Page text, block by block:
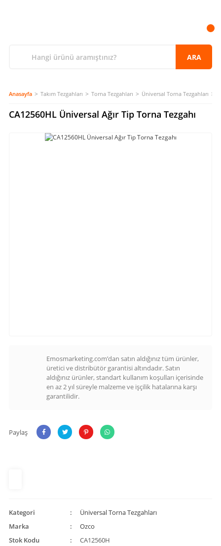
ARA
Anasayfa Takım Tezgahları Torna Tezgahları Üniversal Torna Tezgahları
CA12560HL Üniversal Ağır Tip Torna Tezgahı
Emosmarketing.com’dan satın aldığınız tüm ürünler,
üretici ve distribütör garantisi altındadır. Satın
aldığınız ürünler, standart kullanım koşulları içerisinde
en az 2 yıl süreyle malzeme ve işçilik hatalarına karşı
garantilidir.
Paylaş
Kategori
Üniversal Torna Tezgahları
Marka
Ozco
Stok Kodu
CA12560H